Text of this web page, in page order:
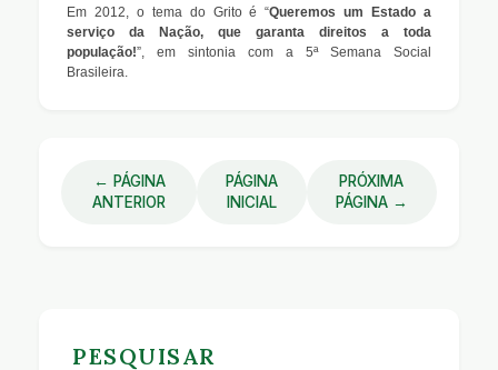
Em 2012, o tema do Grito é “Queremos um Estado a
serviço da Nação, que garanta direitos a toda
população!”, em sintonia com a 5ª Semana Social
Brasileira.
← PÁGINA
ANTERIOR
PÁGINA
INICIAL
PRÓXIMA
PÁGINA →
PESQUISAR